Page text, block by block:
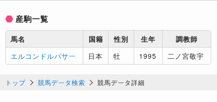
産駒一覧
馬名 国籍 性別 生年
調教師
エルコンドルパサー
日本 牡 1995 二ノ宮敬宇
トップ 競馬データ検索 競馬データ詳細